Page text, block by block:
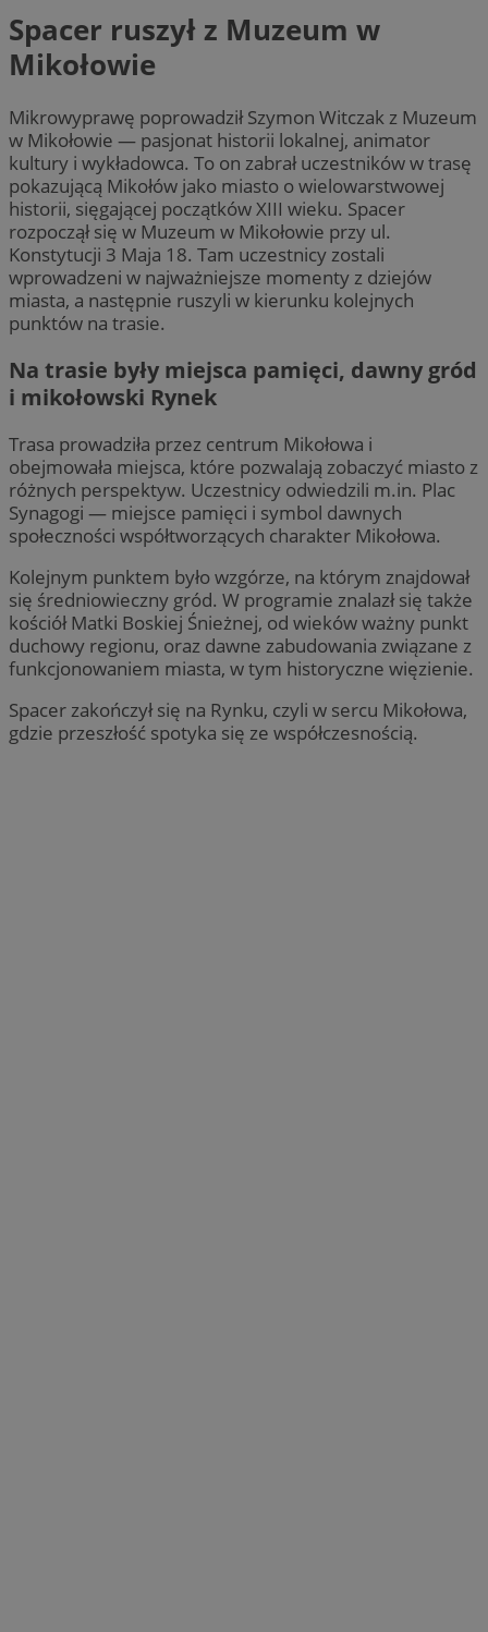
Spacer ruszył z Muzeum w
Mikołowie
Mikrowyprawę poprowadził Szymon Witczak z Muzeum
w Mikołowie — pasjonat historii lokalnej, animator
kultury i wykładowca. To on zabrał uczestników w trasę
pokazującą Mikołów jako miasto o wielowarstwowej
historii, sięgającej początków XIII wieku. Spacer
rozpoczął się w Muzeum w Mikołowie przy ul.
Konstytucji 3 Maja 18. Tam uczestnicy zostali
wprowadzeni w najważniejsze momenty z dziejów
miasta, a następnie ruszyli w kierunku kolejnych
punktów na trasie.
Na trasie były miejsca pamięci, dawny gród
i mikołowski Rynek
Trasa prowadziła przez centrum Mikołowa i
obejmowała miejsca, które pozwalają zobaczyć miasto z
różnych perspektyw. Uczestnicy odwiedzili m.in. Plac
Synagogi — miejsce pamięci i symbol dawnych
społeczności współtworzących charakter Mikołowa.
Kolejnym punktem było wzgórze, na którym znajdował
się średniowieczny gród. W programie znalazł się także
kościół Matki Boskiej Śnieżnej, od wieków ważny punkt
duchowy regionu, oraz dawne zabudowania związane z
funkcjonowaniem miasta, w tym historyczne więzienie.
Spacer zakończył się na Rynku, czyli w sercu Mikołowa,
gdzie przeszłość spotyka się ze współczesnością.